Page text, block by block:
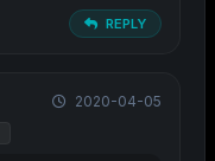
REPLY
2020-04-05